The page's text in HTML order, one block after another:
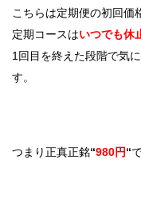
こちらは定期便の初回価
定期コースはいつでも休
1回目を終えた段階で気
す。
つまり正真正銘“980円“